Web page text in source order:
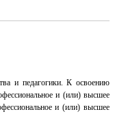
и педагогики. К освоению
и (или) высшее
и (или) высшее